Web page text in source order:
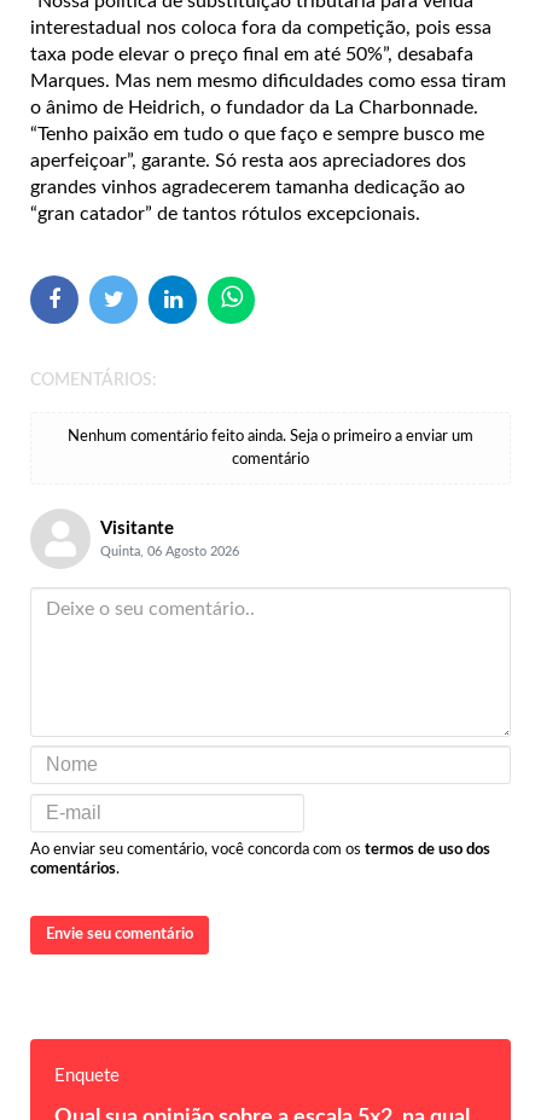
interestadual nos coloca fora da competição, pois essa
taxa pode elevar o preço final em até 50%”, desabafa
Marques. Mas nem mesmo dificuldades como essa tiram
o ânimo de Heidrich, o fundador da La Charbonnade.
“Tenho paixão em tudo o que faço e sempre busco me
aperfeiçoar”, garante. Só resta aos apreciadores dos
grandes vinhos agradecerem tamanha dedicação ao
“gran catador” de tantos rótulos excepcionais.
COMENTÁRIOS:
Nenhum comentário feito ainda. Seja o primeiro a enviar um
comentário
Visitante
Quinta, 06 Agosto 2026
Ao enviar seu comentário, você concorda com os termos de uso dos
comentários.
Envie seu comentário
Enquete